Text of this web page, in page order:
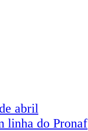
abril
linha do Pronaf